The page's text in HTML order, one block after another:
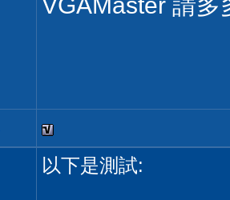
以下是測試: